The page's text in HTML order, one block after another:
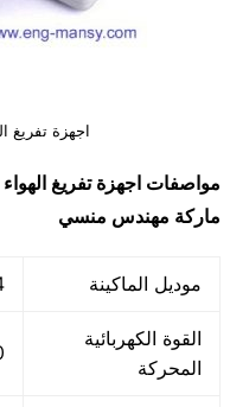
اجهزة تفريغ
مواصفات اجهزة تفريغ
ماركة مهندس منسي
موديل الماكينة
القوة الكهربائية
المحركة